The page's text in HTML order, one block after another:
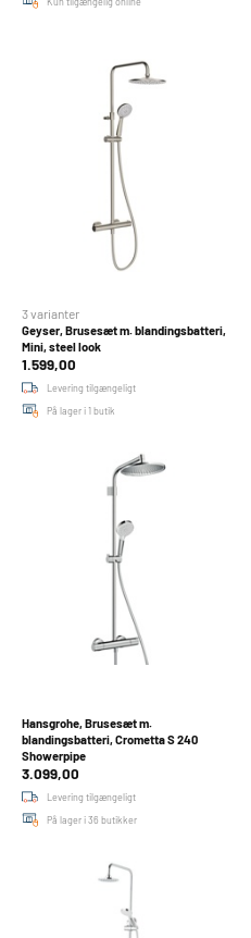
Geyser, Brusesæt m. blandingsbatteri,
Mini, steel look
3 varianter
1.599,00
Levering tilgængeligt
På lager i 1 butik
Hansgrohe, Brusesæt m.
blandingsbatteri, Crometta S 240
Showerpipe
3.099,00
Levering tilgængeligt
På lager i 36 butikker